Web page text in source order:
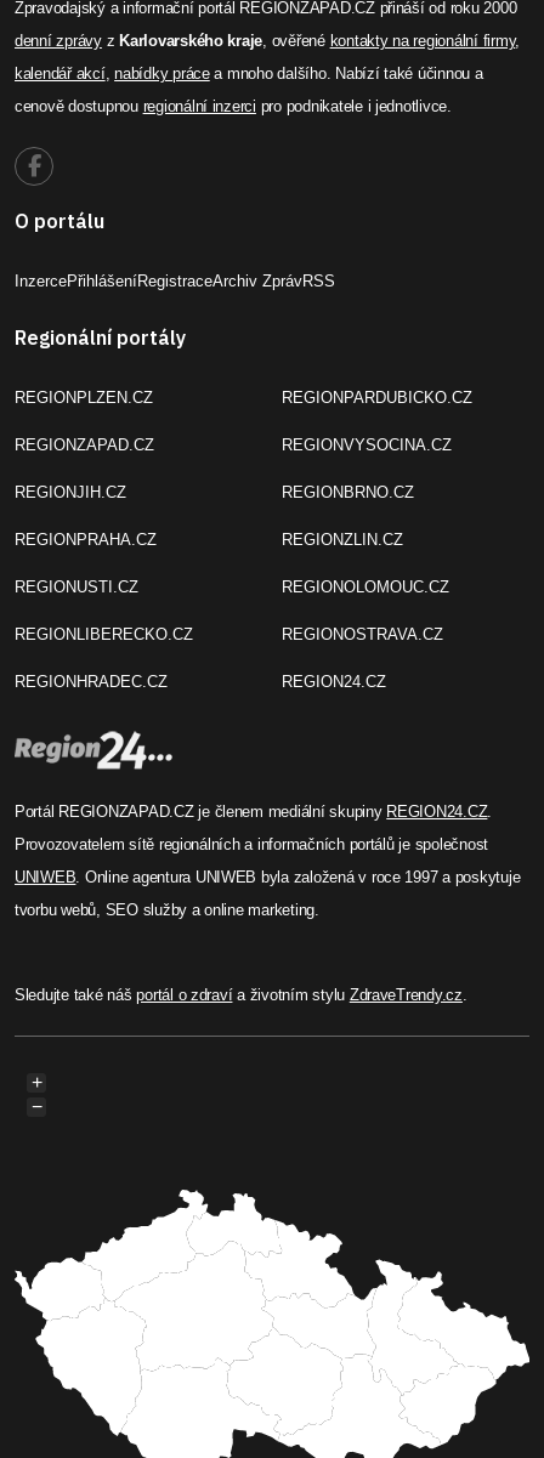
Zpravodajský a informační portál REGIONZAPAD.CZ přináší od roku 2000
denní zprávyzKarlovarského kraje , ověřené kontakty na regionální firmy,
kalendář akcí,nabídky prácea mnoho dalšího. Nabízí také účinnou a
cenově dostupnou regionální inzerci pro podnikatele i jednotlivce.
O portálu
InzercePřihlášeníRegistraceArchiv ZprávRSS
Regionální portály
REGIONPLZEN.CZ
REGIONZAPAD.CZ
REGIONJIH.CZ
REGIONPRAHA.CZ
REGIONUSTI.CZ
REGIONLIBERECKO.CZ
REGIONHRADEC.CZ
REGIONPARDUBICKO.CZ
REGIONVYSOCINA.CZ
REGIONBRNO.CZ
REGIONZLIN.CZ
REGIONOLOMOUC.CZ
REGIONOSTRAVA.CZ
REGION24.CZ
Portál REGIONZAPAD.CZ je členem mediální skupiny REGION24.CZ.
Provozovatelem sítě regionálních a informačních portálů je společnost
UNIWEB . Online agentura UNIWEB byla založená v roce 1997 a poskytuje
tvorbu webů, SEO služby a online marketing.
Sledujte také nášportál o zdravía životním stylu ZdraveTrendy.cz
+
−